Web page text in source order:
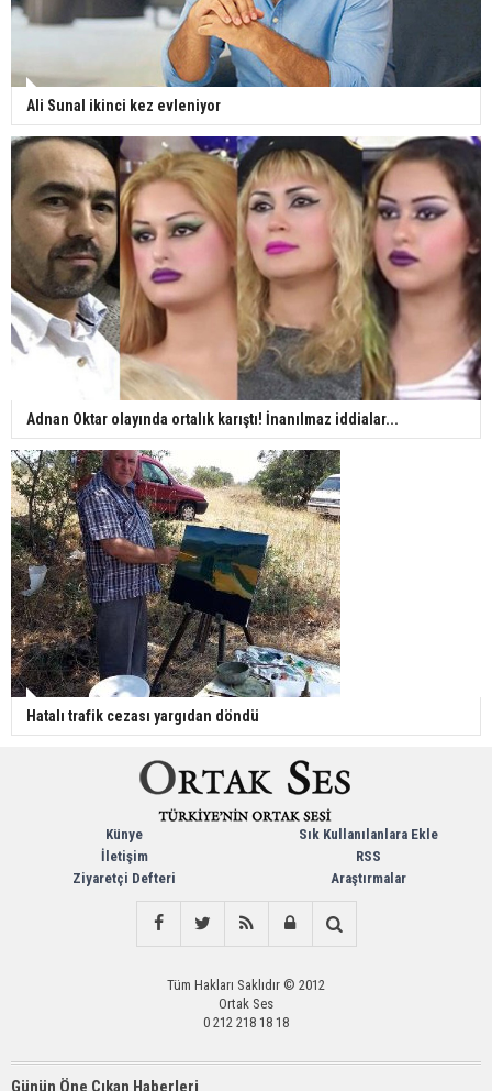
Ali Sunal ikinci kez evleniyor
Adnan Oktar olayında ortalık karıştı! İnanılmaz iddialar...
Hatalı trafik cezası yargıdan döndü
Künye
İletişim
Ziyaretçi Defteri
Sık Kullanılanlara Ekle
RSS
Araştırmalar
Tüm Hakları Saklıdır © 2012
Ortak Ses
0 212 218 18 18
Günün Öne Çıkan Haberleri